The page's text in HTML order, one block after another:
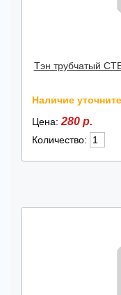
Тэн трубчатый
Наличие
Цена: 280 р.
Количество: